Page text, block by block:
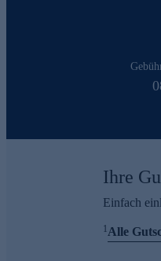
Ihre
Einfach
1Alle